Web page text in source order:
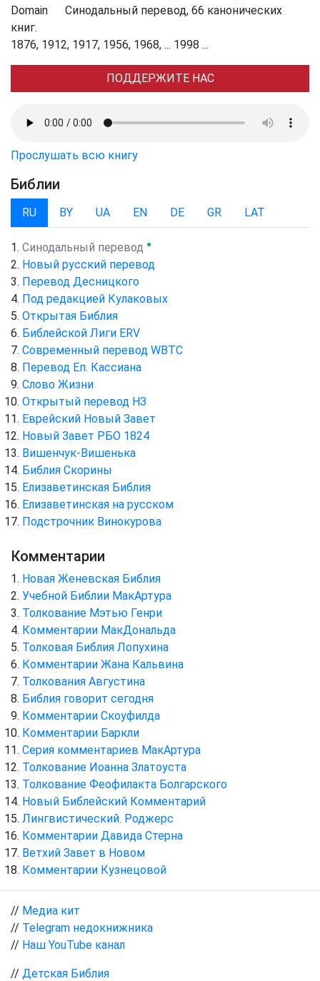
Синодальный перевод, 66 канонических
книг.
1876, 1912, 1917, 1956, 1968, ... 1998 ...
ПОДДЕРЖИТЕ НАС
Прослушать всю книгу
Библии
RU BY UA EN DE GR LAT
Синодальный перевод ●
Новый русский перевод
Перевод Десницкого
Под редакцией Кулаковых
Открытая Библия
Библейской Лиги ERV
Cовременный перевод WBTC
Перевод Еп. Кассиана
Слово Жизни
Открытый перевод НЗ
Еврейский Новый Завет
Новый Завет РБО 1824
Вишенчук-Вишенька
Библия Скорины
Елизаветинская Библия
Елизаветинская на русском
Подстрочник Винокурова
Комментарии
Новая Женевская Библия
Учебной Библии МакАртура
Толкование Мэтью Генри
Комментарии МакДональда
Толковая Библия Лопухина
Комментарии Жана Кальвина
Толкования Августина
Библия говорит сегодня
Комментарии Скоуфилда
Комментарии Баркли
Серия комментариев МакАртура
Толкование Иоанна Златоуста
Толкование Феофилакта Болгарского
Новый Библейский Комментарий
Лингвистический. Роджерс
Комментарии Давида Стерна
Ветхий Завет в Новом
Комментарии Кузнецовой
// Медиа кит
// Telegram недокнижника
// Наш YouTube канал
// Детская Библия